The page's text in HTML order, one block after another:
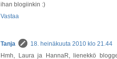
ihan blogiinkin :)
Vastaa
Tanja
18. heinäkuuta 2010 klo 21.44
Hmh, Laura ja HannaR, lienekkö